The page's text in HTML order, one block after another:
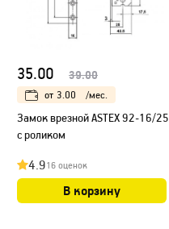
35.00 39.00
от 3.00 /мес.
Замок врезной ASTEX 92-16/25
с роликом
4.916 оценок
В корзину